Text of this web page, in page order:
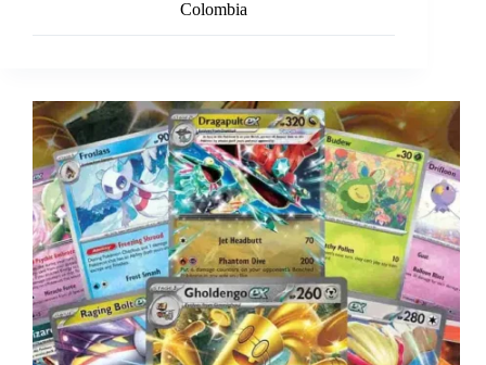
Colombia